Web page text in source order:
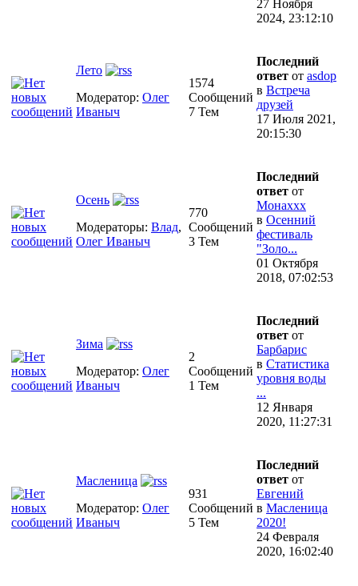
27 Ноября
2024, 23:12:10
Лето
Модератор: Олег
Иваныч
1574
Сообщений
7 Тем
Последний
ответ от asdop
в Встреча
друзей
17 Июля 2021,
20:15:30
Осень
Модераторы: Влад,
Олег Иваныч
770
Сообщений
3 Тем
Последний
ответ от
Монаххх
в Осенний
фестиваль
"Золо...
01 Октября
2018, 07:02:53
Зима
Модератор: Олег
Иваныч
2
Сообщений
1 Тем
Последний
ответ от
Барбарис
в Статистика
уровня воды
...
12 Января
2020, 11:27:31
Масленица
Модератор: Олег
Иваныч
931
Сообщений
5 Тем
Последний
ответ от
Евгений
в Масленица
2020!
24 Февраля
2020, 16:02:40